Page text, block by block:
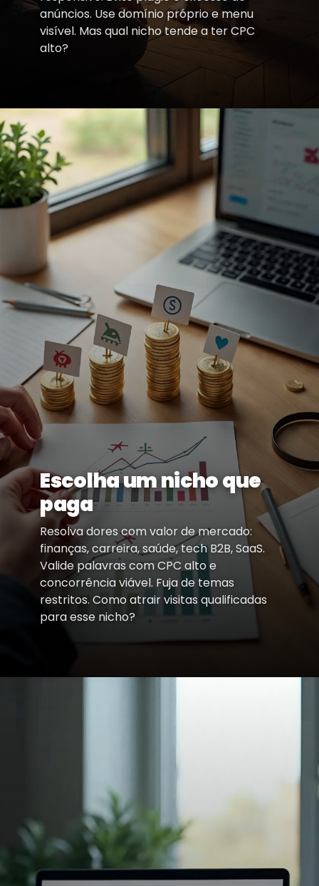
anúncios. Use domínio próprio e menu
visível. Mas qual nicho tende a ter CPC
alto?
Escolha um nicho que
paga
Resolva dores com valor de mercado:
finanças, carreira, saúde, tech B2B, SaaS.
Valide palavras com CPC alto e
concorrência viável. Fuja de temas
restritos. Como atrair visitas qualificadas
para esse nicho?